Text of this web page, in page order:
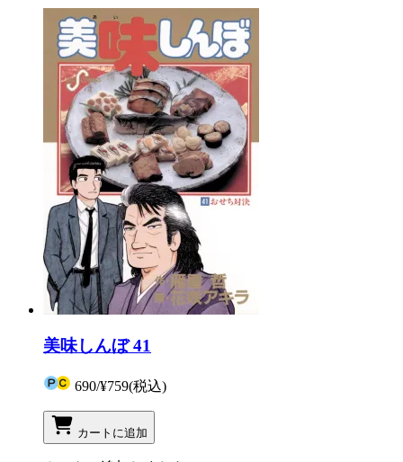
美味しんぼ 41
690/¥759(税込)
カートに追加